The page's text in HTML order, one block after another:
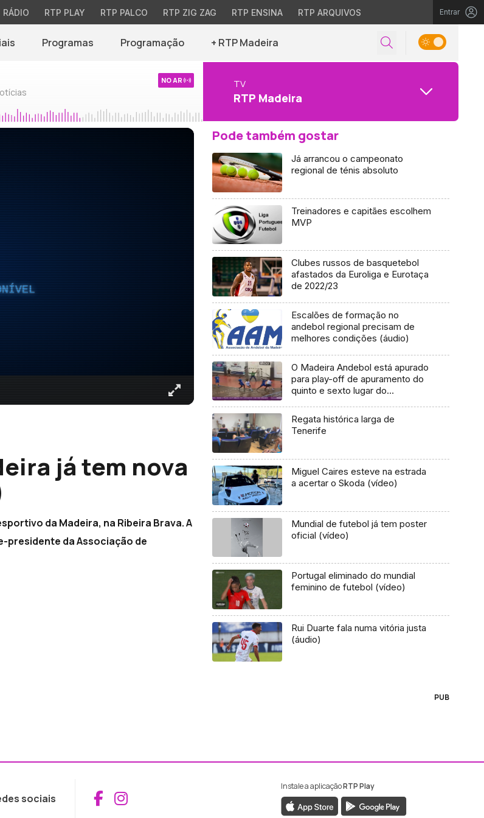
RÁDIO RTP PLAY RTP PALCO RTP ZIG ZAG RTP ENSINA RTP ARQUIVOS Entrar
Programas Programação + RTP Madeira
NO AR TV
RTP Madeira
já tem nova
da Madeira, na Ribeira Brava. A
presidente da Associação de
Pode também gostar
Já arrancou o campeonato
regional de ténis absoluto
Treinadores e capitães escolhem
MVP
Clubes russos de basquetebol
afastados da Euroliga e Eurotaça
de 2022/23
Escalões de formação no
andebol regional precisam de
melhores condições (áudio)
O Madeira Andebol está apurado
para play-off de apuramento do
quinto e sexto lugar do
por 31-20
Regata histórica larga de
Tenerife
Miguel Caires esteve na estrada
a acertar o Skoda (vídeo)
Mundial de futebol já tem poster
oficial (vídeo)
Portugal eliminado do mundial
feminino de futebol (vídeo)
Rui Duarte fala numa vitória justa
(áudio)
PUB
sociais Aceder ao Facebook da RTP Madeira
Aceder ao Instagram da RTP Madeira
Instale a aplicaçãoRTP Play